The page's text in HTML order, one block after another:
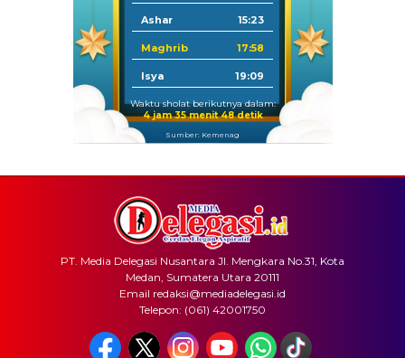
Ashar 15:23
Maghrib 17:58
Isya 19:09
Waktu sholat berikutnya dalam:
4 jam 35 menit 48 detik
Sumber: Kemenag
PT. Media Delegasi Nusantara Jl. Mengkara No.31, Kota
Medan, Sumatera Utara 20111
Email redaksi@mediadelegasi.id
Telepon: (061) 42001750